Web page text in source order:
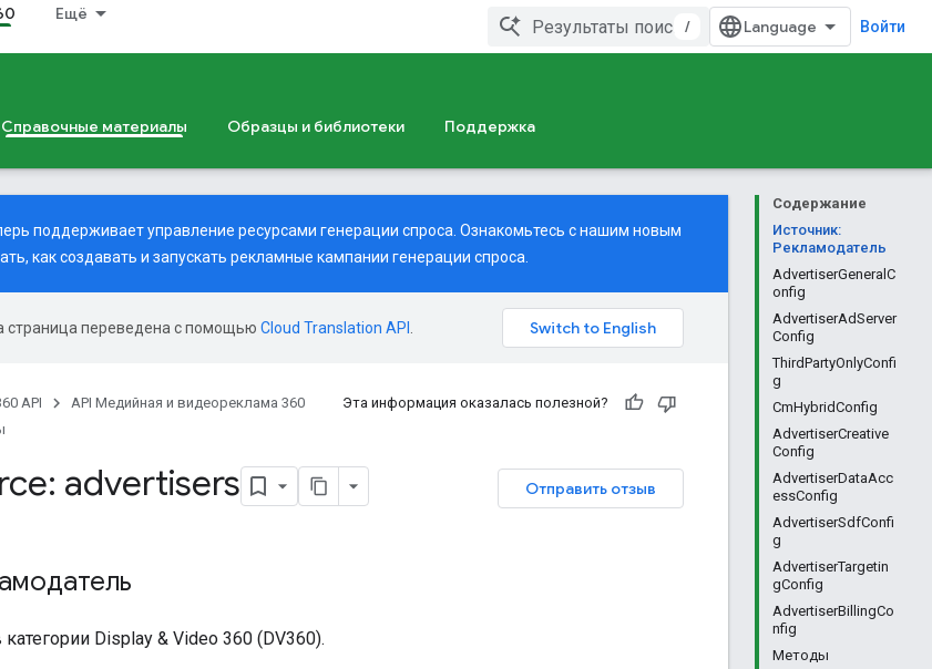
Ещё
/ Войти
Справочные материалы Образцы и библиотеки Поддержка
Содержание
Источник:
Рекламодатель
AdvertiserGeneralC
onfig
AdvertiserAdServer
Config
ThirdPartyOnlyConfi
g
CmHybridConfig
AdvertiserCreative
Config
AdvertiserDataAcc
essConfig
AdvertiserSdfConfi
g
AdvertiserTargetin
gConfig
AdvertiserBillingCo
nfig
Методы
поддерживает управление ресурсами генерации спроса. Ознакомьтесь с нашим новым
как создавать и запускать рекламные кампании генерации спроса.
страница переведена с помощью Cloud Translation API
API
API Медийная и видеореклама 360
Эта информация оказалась полезной?
Отправить отзыв
advertisers
Display & Video 360 (DV360).